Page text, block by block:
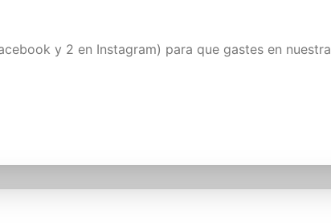
y 2 en Instagram) para que gastes en nuestra